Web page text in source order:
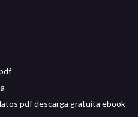
pdf descarga gratuita ebook